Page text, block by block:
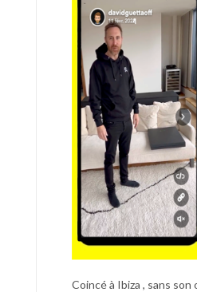
Coincé à Ibiza , sans